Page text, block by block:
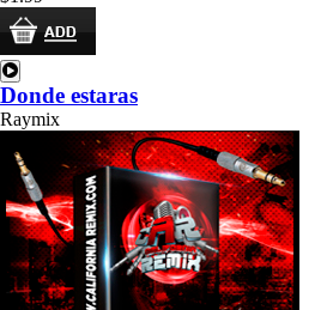
Donde estaras
Raymix